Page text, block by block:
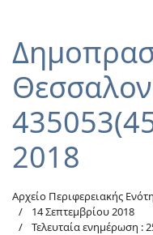
2018
Αρχείο Περιφερειακής
14 Σεπτεμβρίου 2018
Τελευταία ενημέρωση :